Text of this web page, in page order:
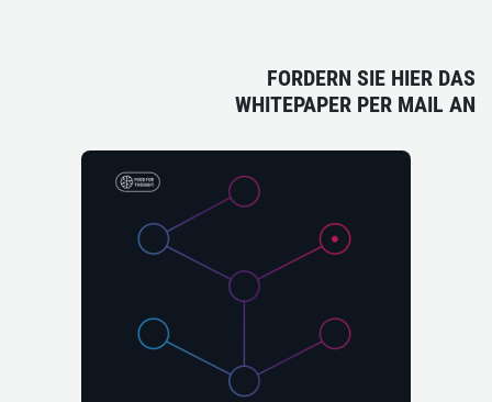
FORDERN SIE HIER DAS
WHITEPAPER PER MAIL AN